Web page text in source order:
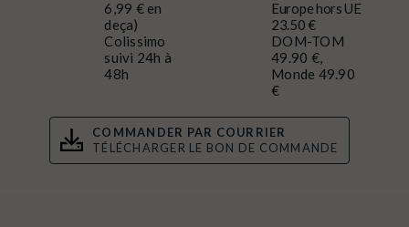
6,99 € en
deça)
Colissimo
suivi 24h à
48h
Europe hors UE
23.50 €
DOM-TOM
49.90 €,
Monde 49.90
€
COMMANDER PAR COURRIER
TÉLÉCHARGER LE BON DE COMMANDE